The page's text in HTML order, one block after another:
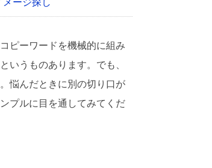
ージ探し
ピーワードを機械的に組み
いうものあります。でも、
悩んだときに別の切り口が
プルに目を通してみてくだ